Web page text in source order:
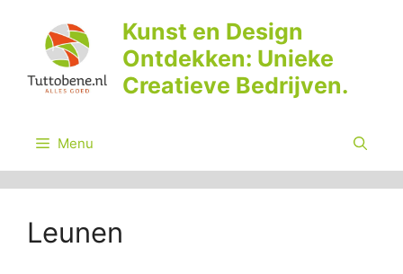
inhoud
Kunst en Design
Ontdekken: Unieke
Creatieve Bedrijven.
Menu
Leunen